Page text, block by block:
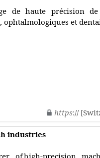
de haute précision
et
https://
industries
of high-precision